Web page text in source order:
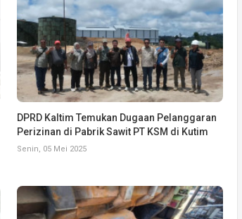
DPRD Kaltim Temukan Dugaan Pelanggaran
Perizinan di Pabrik Sawit PT KSM di Kutim
Senin, 05 Mei 2025